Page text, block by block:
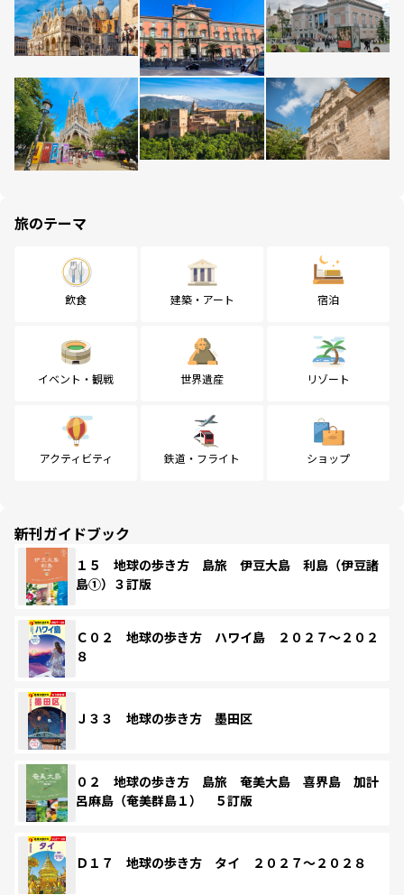
旅のテーマ
飲食 建築・アート 宿泊
イベント・観戦 世界遺産 リゾート
アクティビティ 鉄道・フライト ショップ
新刊ガイドブック
１５ 地球の歩き方 島旅 伊豆大島 利島（伊豆諸
島①）３訂版
Ｃ０２ 地球の歩き方 ハワイ島 ２０２７～２０２
８
Ｊ３３ 地球の歩き方 墨田区
０２ 地球の歩き方 島旅 奄美大島 喜界島 加計
呂麻島（奄美群島１） ５訂版
Ｄ１７ 地球の歩き方 タイ ２０２７～２０２８